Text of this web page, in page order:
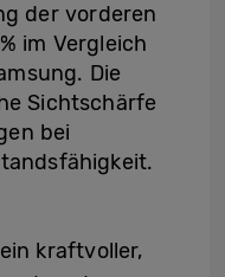
der vorderen
im Vergleich
Die
Sichtschärfe
bei
kraftvoller,